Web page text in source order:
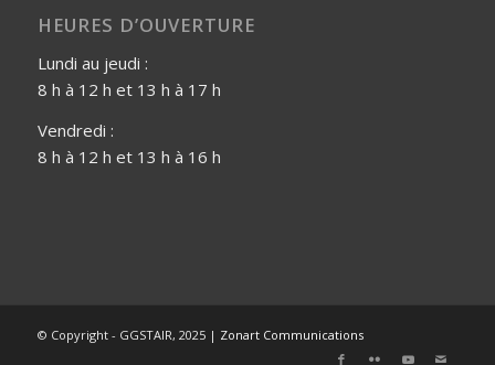
HEURES D’OUVERTURE
Lundi au jeudi :
8 h à 12 h et 13 h à 17 h
Vendredi :
8 h à 12 h et 13 h à 16 h
© Copyright - GGSTAIR, 2025 | Zonart Communications